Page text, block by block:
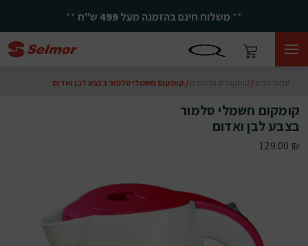
** משלוח חינם בהזמנה מעל499ש"ח **
עמוד הבית / קומקומים ומיחמים / קומקום חשמלי סלמור בצבע לבן ואדום
קומקום חשמלי סלמור
בצבע לבן ואדום
129.00 ₪